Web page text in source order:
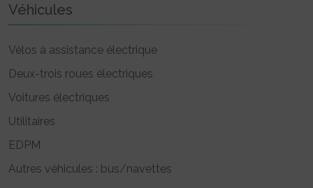
Véhicules
Vélos à assistance électrique
Deux-trois roues électriques
Voitures électriques
Utilitaires
EDPM
Autres véhicules : bus/navettes